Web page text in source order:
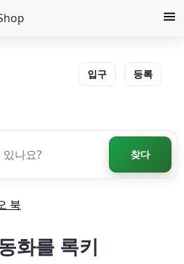
입구 등록
찾다
북
화를 록키